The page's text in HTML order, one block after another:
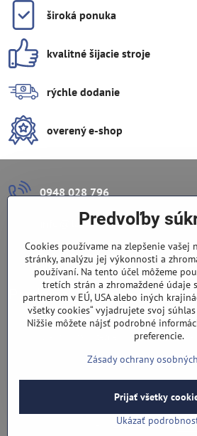
široká ponuka
kvalitné šijacie stroje
rýchle dodanie
overený e-shop
0948 028 796
info​@lazuli​.sk
Lazuli s​.r​.o​.
Predajňa
Nové Zámky, Pri gymnáziu 6
(slepá ulica), v tesnej blízkosti centra
©2026
Predvoľby súkromiaZásady
Vytvorené pomocou:
Predvoľby
Cookies používame na zlepšenie vašej
stránky, analýzu jej výkonnosti a
používaní. Na tento účel môžeme
tretích strán a zhromaždené údaje
partnerom v EÚ, USA alebo iných
všetky cookies“ vyjadrujete svoj
Nižšie môžete nájsť podrobné
preferencie.
Zásady ochrany
Ukázať
Prijať všetky